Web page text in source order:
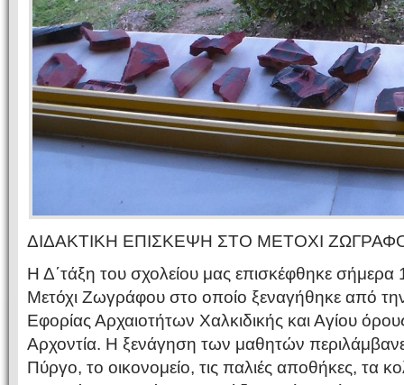
ΔΙΔΑΚΤΙΚΗ ΕΠΙΣΚΕΨΗ ΣΤΟ ΜΕΤΟΧΙ
Η Δ΄τάξη του σχολείου μας επισκέφθηκε
Μετόχι Ζωγράφου στο οποίο ξεναγήθηκε από
Εφορίας Αρχαιοτήτων Χαλκιδικής και Αγίου
Αρχοντία. Η ξενάγηση των μαθητών
Πύργο, το οικονομείο, τις παλιές αποθήκες, τα